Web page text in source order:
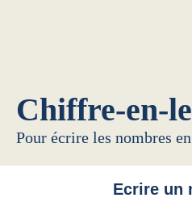
Chiffre-en-
Pour écrire les nombres
Ecrire un